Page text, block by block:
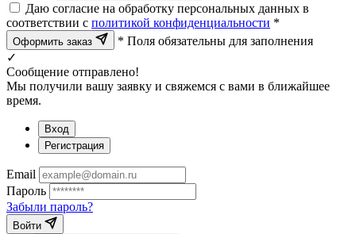
Даю согласие на обработку персональных данных в
соответствии с политикой конфиденциальности *
Оформить заказ
* Поля обязательны для заполнения
✓
Сообщение отправлено!
Мы получили вашу заявку и свяжемся с вами в ближайшее
время.
Вход
Регистрация
Email
Пароль
Забыли пароль?
Войти